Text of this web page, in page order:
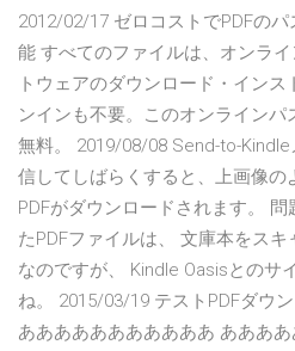
2012/02/17 ゼロコストでPDFの
能 すべてのファイルは、オンラ
トウェアのダウンロード・イン
ンインも不要。このオンライン
無料。 2019/08/08 Send-to-
信してしばらくすると、上画像の
PDFがダウンロードされます。
たPDFファイルは、 文庫本をス
なのですが、 Kindle Oasisとのサ
ね。 2015/03/19 テストPDFダウ
あああああああああああ あああ